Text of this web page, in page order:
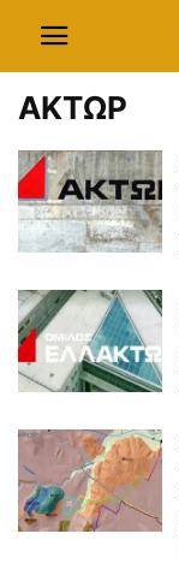
ΑΚΤΩΡ